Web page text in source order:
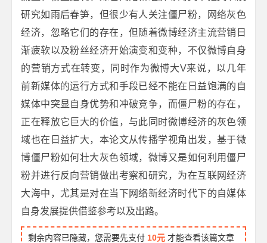
研究如雨后春笋，但很少有人关注僵尸粉，网络灰色
经济，忽略它们的存在，但随着微博经济主流营销日
渐疲软以及粉丝经济开始演变和变种，不仅微博自身
的营销方式在转变，同时作为微博大V来说，以几年
前新媒体的运行方式和手段已经不能在日益饱满的自
媒体中突显自身优势和冲破竞争，而僵尸粉的存在，
正在释放它巨大的价值，与此同时微博经济的灰色领
域也在日益扩大，本论文从传播学视角出发，基于微
博僵尸粉如何壮大灰色领域，微博又是如何利用僵尸
粉并进行反向营销做出考察和研究，为在互联网经济
大海中，尤其是对在当下网络新经济时代下的自媒体
自身发展提供借鉴参考以及出路。
剩余内容已隐藏，您需要先支付 10元 才能查看该篇文章